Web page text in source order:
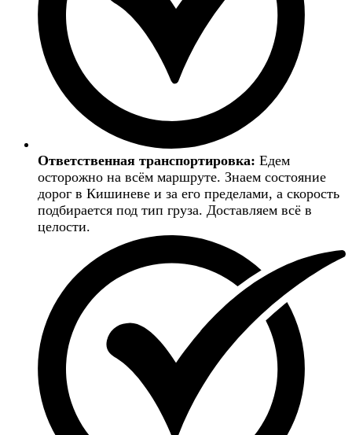
Ответственная транспортировка: Едем
осторожно на всём маршруте. Знаем состояние
дорог в Кишиневе и за его пределами, а скорость
подбирается под тип груза. Доставляем всё в
целости.